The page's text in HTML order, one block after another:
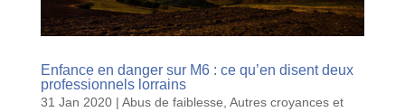
Enfance en danger sur M6 : ce qu’en disent deux
professionnels lorrains
31 Jan 2020| Abus de faiblesse Autres croyances et